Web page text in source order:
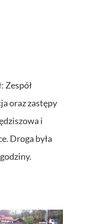
Zespół
oraz zastępy
i
Droga była